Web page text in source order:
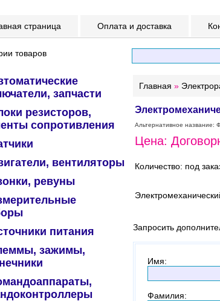
страница Оплата и доставка
товаров
запчасти
резисторов,
сопротивления
вентиляторы
ревуны
питания
зажимы,
Главная »
Альтернативное название:
Цена:
Количество: под
Запросить
Имя:
Фамилия: